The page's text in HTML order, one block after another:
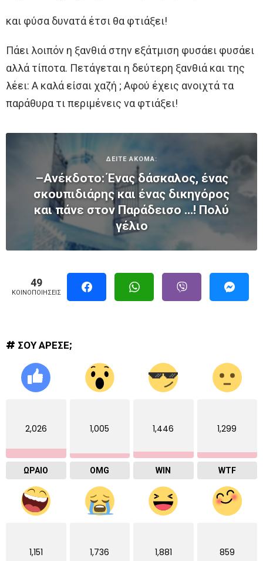
και φύσα δυνατά έτσι θα φτιάξει!
Πάει λοιπόν η ξανθιά στην εξάτμιση φυσάει φυσάει
αλλά τίποτα. Πετάγεται η δεύτερη ξανθιά και της
λέει: Α καλά είσαι χαζή ; Αφού έχεις ανοιχτά τα
παράθυρα τι περιμένεις να φτιάξει!
ΔΕΙΤΕ ΑΚΟΜΑ:
–Ανέκδοτο: Ένας δάσκαλος, ένας
σκουπιδιάρης και ένας δικηγόρος
και πάνε στον Παράδεισο …! Πολύ
γέλιο
49
ΚΟΙΝΟΠΟΙΉΣΕΙΣ
# ΣΟΥ ΑΡΕΣΕ;
2,026
ΩΡΑΙΟ
1,005
OMG
1,446
WIN
1,299
WTF
1,151 1,736 1,881 859